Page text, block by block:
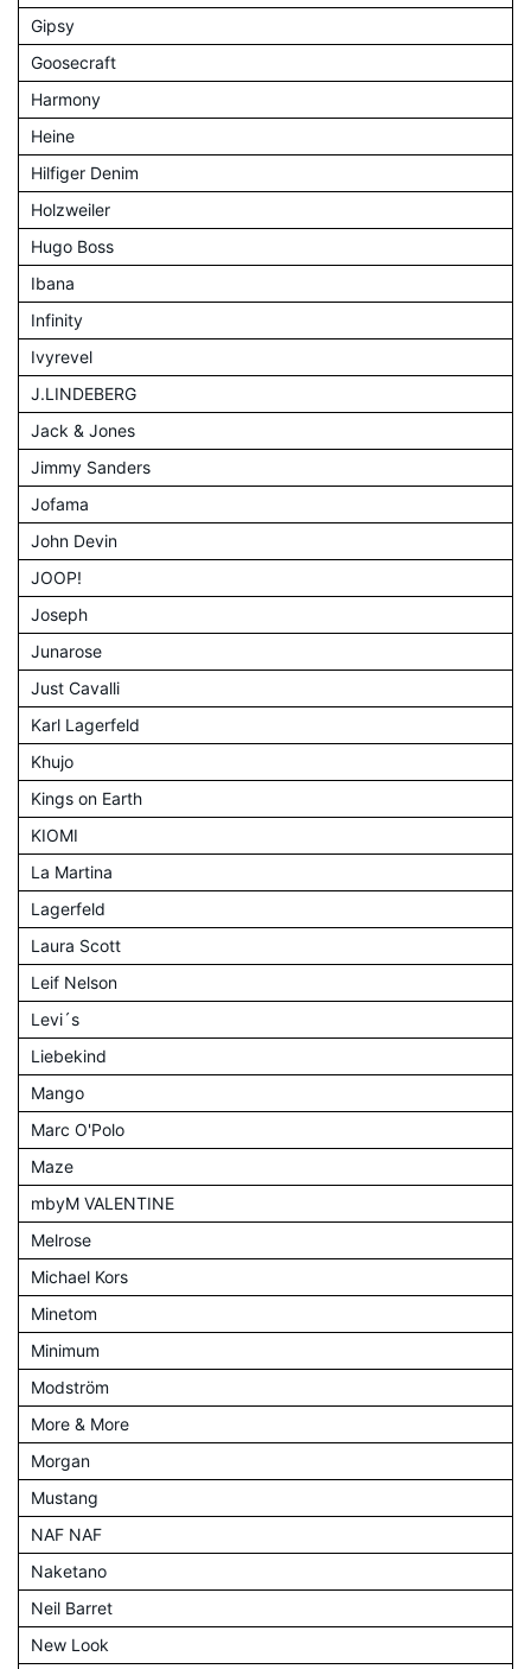
Gipsy
Goosecraft
Harmony
Heine
Hilfiger Denim
Holzweiler
Hugo Boss
Ibana
Infinity
Ivyrevel
J.LINDEBERG
Jack & Jones
Jimmy Sanders
Jofama
John Devin
JOOP!
Joseph
Junarose
Just Cavalli
Karl Lagerfeld
Khujo
Kings on Earth
KIOMI
La Martina
Lagerfeld
Laura Scott
Leif Nelson
Levi´s
Liebekind
Mango
Marc O'Polo
Maze
mbyM VALENTINE
Melrose
Michael Kors
Minetom
Minimum
Modström
More & More
Morgan
Mustang
NAF NAF
Naketano
Neil Barret
New Look